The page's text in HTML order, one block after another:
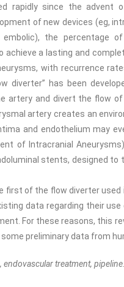
rapidly since the
of new devices (eg,
the percentage
achieve a lasting and
with recurrence
diverter” has been
artery and divert the flow
artery creates an
and endothelium may
of Intracranial
stents, designed
first of the flow diverter
data regarding their
For these reasons, this
preliminary data from
treatment, pipeline.